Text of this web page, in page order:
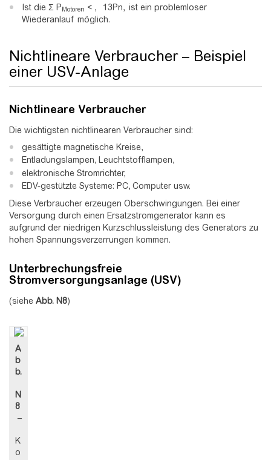
Ist die Σ PMotoren < , 13Pn, ist ein problemloser
Wiederanlauf möglich.
Nichtlineare Verbraucher – Beispiel
einer USV-Anlage
Nichtlineare Verbraucher
Die wichtigsten nichtlinearen Verbraucher sind:
gesättigte magnetische Kreise,
Entladungslampen, Leuchtstofflampen,
elektronische Stromrichter,
EDV-gestützte Systeme: PC, Computer usw.
Diese Verbraucher erzeugen Oberschwingungen. Bei einer
Versorgung durch einen Ersatzstromgenerator kann es
aufgrund der niedrigen Kurzschlussleistung des Generators zu
hohen Spannungsverzerrungen kommen.
Unterbrechungsfreie
Stromversorgungsanlage (USV)
(siehe Abb. N8)
A
b
b.
N
8
–
K
o